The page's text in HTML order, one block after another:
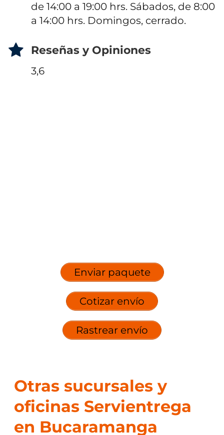
de 14:00 a 19:00 hrs. Sábados, de 8:00
a 14:00 hrs. Domingos, cerrado.
Reseñas y Opiniones
3,6
Enviar paquete
Cotizar envío
Rastrear envío
Otras sucursales y
oficinas Servientrega
en Bucaramanga